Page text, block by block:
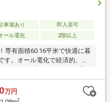
車場あり
即入居可
ール電化 2階以上
専有面積60.16平米で快適に暮
す。オール電化で経済的。お
万円
2